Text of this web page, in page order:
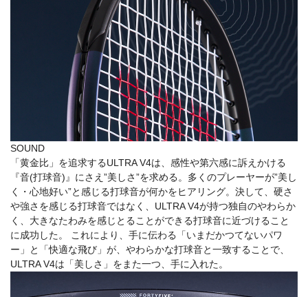
SOUND
「黄金比」を追求するULTRA V4は、感性や第六感に訴えかける
『音(打球音)』にさえ”美しさ”を求める。多くのプレーヤーが”美し
く・心地好い”と感じる打球音が何かをヒアリング。決して、硬さ
や強さを感じる打球音ではなく、ULTRA V4が持つ独自のやわらか
く、大きなたわみを感じとることができる打球音に近づけること
に成功した。 これにより、手に伝わる「いまだかつてないパワ
ー」と「快適な飛び」が、やわらかな打球音と一致することで、
ULTRA V4は「美しさ」をまた一つ、手に入れた。